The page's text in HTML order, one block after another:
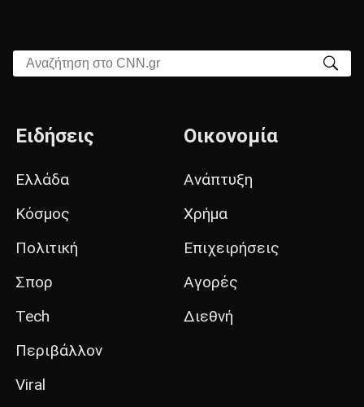
Αναζήτηση στο CNN.gr
Ειδήσεις
Ελλάδα
Κόσμος
Πολιτική
Σπορ
Tech
Περιβάλλον
Viral
Οικονομία
Ανάπτυξη
Χρήμα
Επιχειρήσεις
Αγορές
Διεθνή